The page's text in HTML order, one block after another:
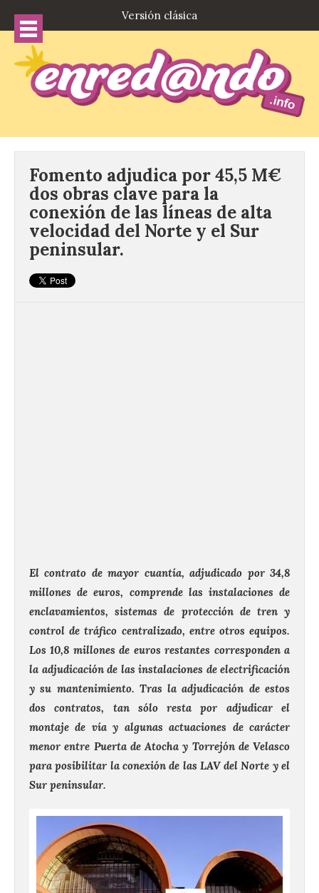
Versión clásica
Fomento adjudica por 45,5 M€
dos obras clave para la
conexión de las líneas de alta
velocidad del Norte y el Sur
peninsular.
El contrato de mayor cuantía, adjudicado por 34,8
millones de euros, comprende las instalaciones de
enclavamientos, sistemas de protección de tren y
control de tráfico centralizado, entre otros equipos.
Los 10,8 millones de euros restantes corresponden a
la adjudicación de las instalaciones de electrificación
y su mantenimiento. Tras la adjudicación de estos
dos contratos, tan sólo resta por adjudicar el
montaje de vía y algunas actuaciones de carácter
menor entre Puerta de Atocha y Torrejón de Velasco
para posibilitar la conexión de las LAV del Norte y el
Sur peninsular.